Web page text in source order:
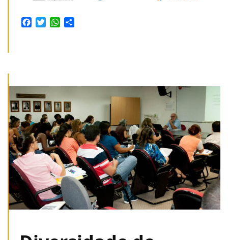
Facebook
TwitterWhatsApp